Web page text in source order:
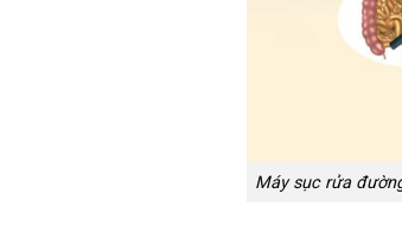
Máy sục rửa